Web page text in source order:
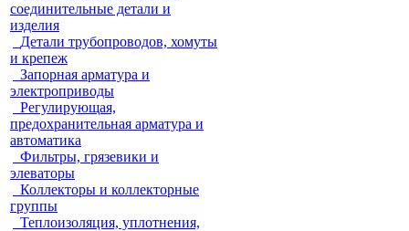
соединительные детали и
изделия
Детали трубопроводов, хомуты
и крепеж
Запорная арматура и
электроприводы
Регулирующая,
предохранительная арматура и
автоматика
Фильтры, грязевики и
элеваторы
Коллекторы и коллекторные
группы
Теплоизоляция, уплотнения,